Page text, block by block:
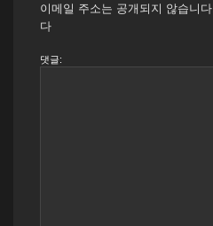
이메일 주소는 공개되지 않습니다.
다
댓글: